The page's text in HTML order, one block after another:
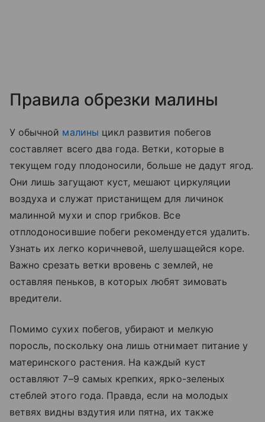
Правила обрезки малины
У обычной малины цикл развития побегов
составляет всего два года. Ветки, которые в
текущем году плодоносили, больше не дадут ягод.
Они лишь загущают куст, мешают циркуляции
воздуха и служат пристанищем для личинок
малинной мухи и спор грибков. Все
отплодоносившие побеги рекомендуется удалить.
Узнать их легко коричневой, шелушащейся коре.
Важно срезать ветки вровень с землей, не
оставляя пеньков, в которых любят зимовать
вредители.
Помимо сухих побегов, убирают и мелкую
поросль, поскольку она лишь отнимает питание у
материнского растения. На каждый куст
оставляют 7–9 самых крепких, ярко-зеленых
стеблей этого года. Правда, если на молодых
ветвях видны вздутия или пятна, их также